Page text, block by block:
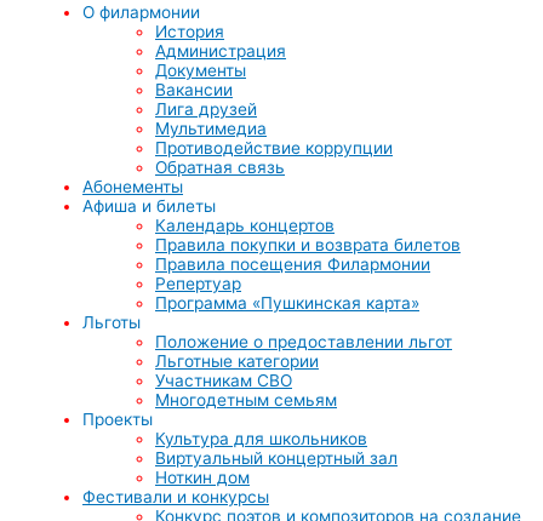
О филармонии
История
Администрация
Документы
Вакансии
Лига друзей
Мультимедиа
Противодействие коррупции
Обратная связь
Абонементы
Афиша и билеты
Календарь концертов
Правила покупки и возврата билетов
Правила посещения Филармонии
Репертуар
Программа «Пушкинская карта»
Льготы
Положение о предоставлении льгот
Льготные категории
Участникам СВО
Многодетным семьям
Проекты
Культура для школьников
Виртуальный концертный зал
Ноткин дом
Фестивали и конкурсы
Конкурс поэтов и композиторов на создание